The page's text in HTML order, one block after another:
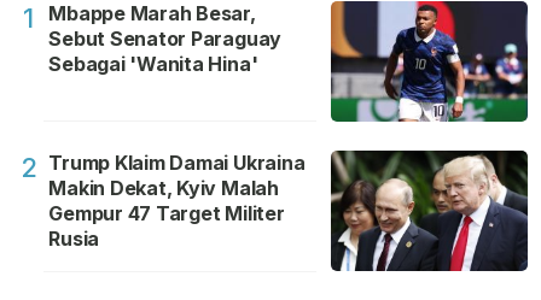
1
Mbappe Marah Besar,
Sebut Senator Paraguay
Sebagai 'Wanita Hina'
2 Trump Klaim Damai Ukraina
Makin Dekat, Kyiv Malah
Gempur 47 Target Militer
Rusia